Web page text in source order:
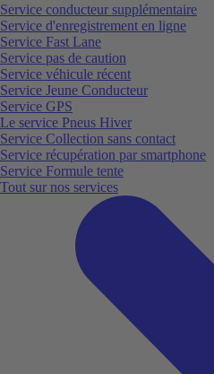
Service conducteur supplémentaire
Service d'enregistrement en ligne
Service Fast Lane
Service pas de caution
Service véhicule récent
Service Jeune Conducteur
Service GPS
Le service Pneus Hiver
Service Collection sans contact
Service récupération par smartphone
Service Formule tente
Tout sur nos services